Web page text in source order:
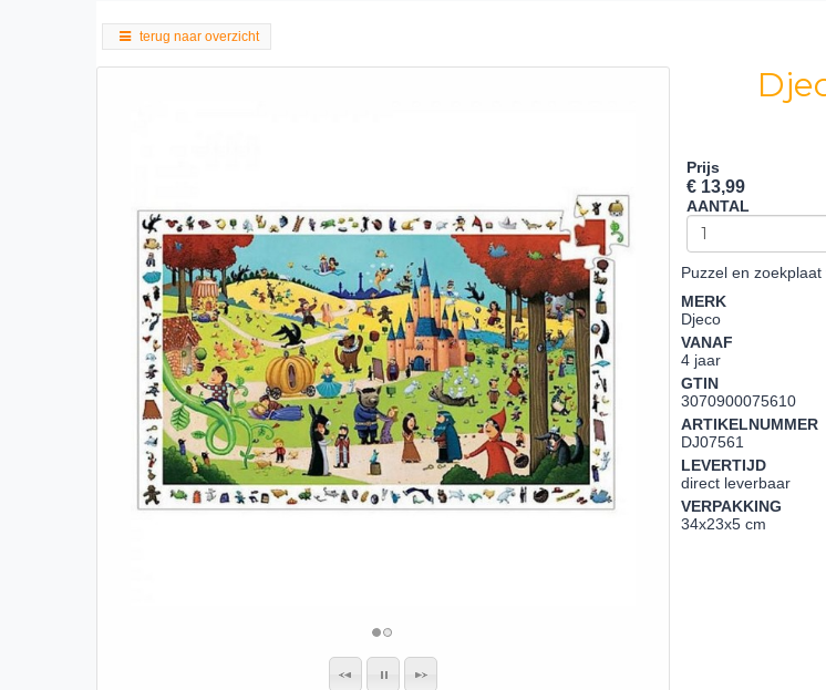
terug naar overzicht
Prijs
€ 13,99
AANTAL
Puzzel en
MERK
Djeco
VANAF
4 jaar
GTIN
3070900075610
ARTIKELNUMMER
DJ07561
LEVERTIJD
direct leverbaar
VERPAKKING
34x23x5 cm